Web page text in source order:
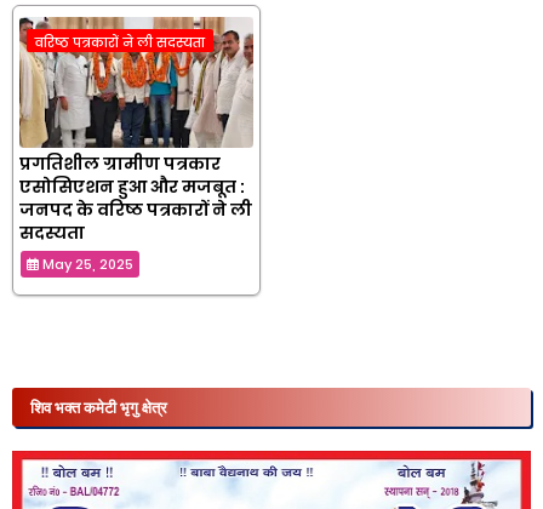
वरिष्ठ पत्रकारों ने ली सदस्यता
प्रगतिशील ग्रामीण पत्रकार
एसोसिएशन हुआ और मजबूत :
जनपद के वरिष्ठ पत्रकारों ने ली
सदस्यता
May 25, 2025
शिव भक्त कमेटी भृगु क्षेत्र